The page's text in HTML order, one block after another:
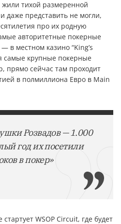
тихой размеренной
даже представить не могли,
про их родную
авторитетные покерные
в местном казино “King’s
самые крупные покерные
прямо сейчас там проходит
в полмиллиона Евро в Main
Розвадов — 1.000
год их посетили
в покер»
WSOP Circuit, где будет